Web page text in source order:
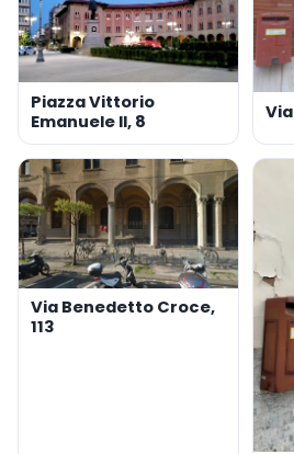
Piazza Vittorio
Emanuele II, 8
Via Benedetto Croce,
113